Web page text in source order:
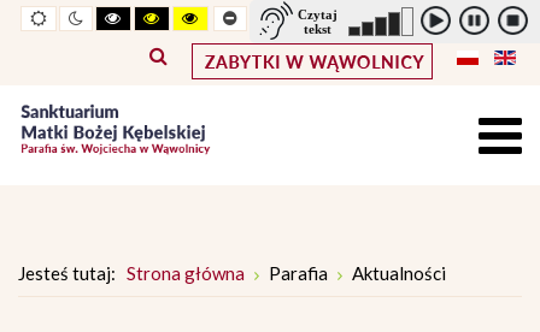
Widok
standardowy
Widok
nocny
Wysoki
kontrast
tryb
czarno
Wysoki
kontrast
tryb
czarno
Wysoki
kontrast
tryb
żółto
-
Pomniejszony
rozmiar
czcionki
Powiększony
rozmiar
czcionki
Zwiększ
odstępy
pomiędzy
literami
Standarowy
rozmiar
czcionki
Jesteś tutaj: Strona główna Parafia Aktualności